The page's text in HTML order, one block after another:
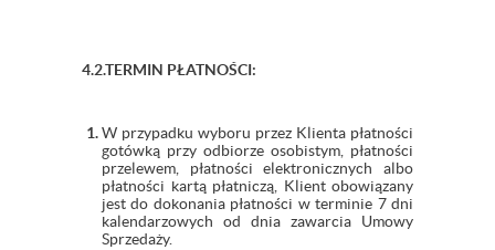
4.2.TERMIN PŁATNOŚCI:
W przypadku wyboru przez Klienta płatności
gotówką przy odbiorze osobistym, płatności
przelewem, płatności elektronicznych albo
płatności kartą płatniczą, Klient obowiązany
jest do dokonania płatności w terminie 7 dni
kalendarzowych od dnia zawarcia Umowy
Sprzedaży.